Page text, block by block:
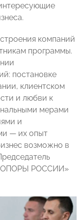
компаний
программы.
постановке
клиентском
и любви к
мерами
и
— их опыт
возможно в
«ОПОРЫ РОССИИ»